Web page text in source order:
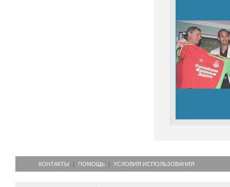
КОНТАКТЫ ПОМОЩЬ УСЛОВИЯ ИСПОЛЬЗОВАНИЯ